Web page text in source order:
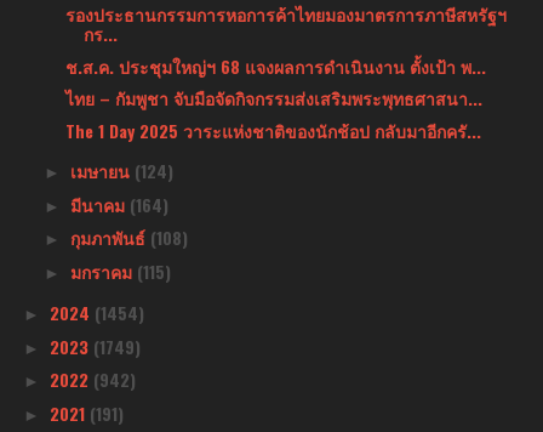
รองประธานกรรมการหอการค้าไทยมองมาตรการภาษีสหรัฐฯ
กร...
ช.ส.ค. ประชุมใหญ่ฯ 68 แจงผลการดำเนินงาน ตั้งเป้า พ...
ไทย – กัมพูชา จับมือจัดกิจกรรมส่งเสริมพระพุทธศาสนา...
The 1 Day 2025 วาระแห่งชาติของนักช้อป กลับมาอีกครั...
► เมษายน (124)
► มีนาคม (164)
► กุมภาพันธ์ (108)
► มกราคม (115)
► 2024 (1454)
► 2023 (1749)
► 2022 (942)
► 2021 (191)